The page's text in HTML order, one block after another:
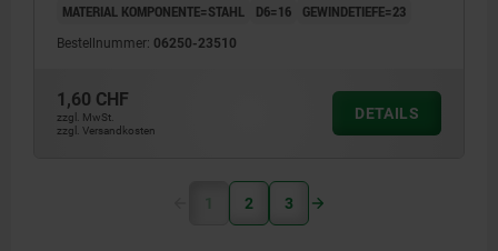
MATERIAL KOMPONENTE=STAHL
D6=16 GEWINDETIEFE=23
Bestellnummer: 06250-23510
1,60 CHF
zzgl. MwSt.
zzgl. Versandkosten
DETAILS
1 2 3